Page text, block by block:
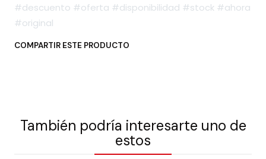
#descuento #oferta #disponibilidad #stock #ahora
#original
COMPARTIR ESTE PRODUCTO
También podría interesarte uno de
estos